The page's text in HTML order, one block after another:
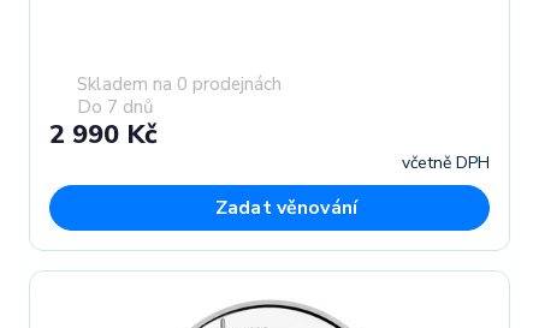
Skladem na 0 prodejnách
Do 7 dnů
2 990 Kč
včetně DPH
Zadat věnování